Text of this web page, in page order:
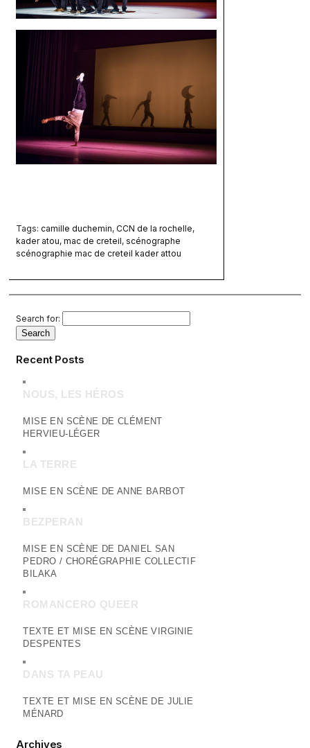
Tags:camille duchemin,CCN de la rochelle,
kader atou,mac de creteil,scénographe
scénographie mac de creteil kader attou
Search for:
Recent Posts
NOUS, LES HÉROS
MISE EN SCÈNE DE CLÉMENT
HERVIEU-LÉGER
LA TERRE
MISE EN SCÈNE DE ANNE BARBOT
BEZPERAN
MISE EN SCÈNE DE DANIEL SAN
PEDRO / CHORÉGRAPHIE COLLECTIF
BILAKA
ROMANCERO QUEER
TEXTE ET MISE EN SCÈNE VIRGINIE
DESPENTES
DANS TA PEAU
TEXTE ET MISE EN SCÈNE DE JULIE
MÉNARD
Archives